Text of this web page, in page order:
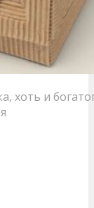
хоть и